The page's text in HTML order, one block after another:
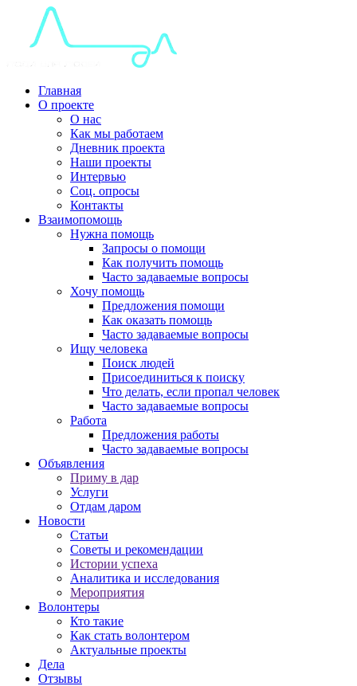
Главная
О проекте
О нас
Как мы работаем
Дневник проекта
Наши проекты
Интервью
Соц. опросы
Контакты
Взаимопомощь
Нужна помощь
Запросы о помощи
Как получить помощь
Часто задаваемые вопросы
Хочу помощь
Предложения помощи
Как оказать помощь
Часто задаваемые вопросы
Ищу человека
Поиск людей
Присоединиться к поиску
Что делать, если пропал человек
Часто задаваемые вопросы
Работа
Предложения работы
Часто задаваемые вопросы
Объявления
Приму в дар
Услуги
Отдам даром
Новости
Статьи
Советы и рекомендации
Истории успеха
Аналитика и исследования
Мероприятия
Волонтеры
Кто такие
Как стать волонтером
Актуальные проекты
Дела
Отзывы